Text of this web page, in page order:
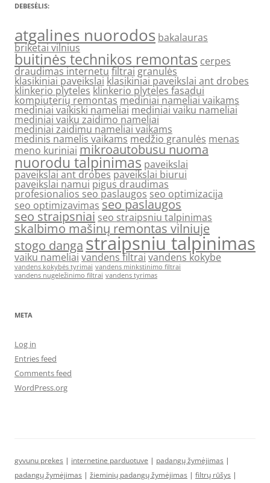
DEBESĖLIS:
atgalines nuorodos bakalauras
briketai vilnius
buitinės technikos remontas cerpes
draudimas internetufiltraigranulės
klasikiniai paveikslaiklasikiniai paveikslai ant drobes
klinkerio plytelesklinkerio plyteles fasadui
kompiuterių remontasmediniai nameliai vaikams
mediniai vaikiski nameliaimediniai vaiku nameliai
mediniai vaiku zaidimo nameliai
mediniai zaidimu nameliai vaikams
medinis namelis vaikamsmedžio granulės menas
meno kuriniai mikroautobusu nuoma
nuorodu talpinimas paveikslai
paveikslai ant drobespaveikslai biurui
paveikslai namuipigus draudimas
profesionalios seo paslaugosseo optimizacija
seo optimizavimas seo paslaugos
seo straipsniai seo straipsniu talpinimas
skalbimo mašinų remontas vilniuje
stogo dangastraipsniu talpinimas
vaiku nameliai vandens filtraivandens kokybe
vandens kokybės tyrimai vandens minkstinimo filtrai
vandens nugeležinimo filtrai vandens tyrimas
META
Log in
Entries feed
Comments feed
WordPress.org
gyvunu prekes | internetine parduotuve | padangų žymėjimas |
padangų žymėjimas | žieminių padangų žymėjimas | filtrų rūšys |